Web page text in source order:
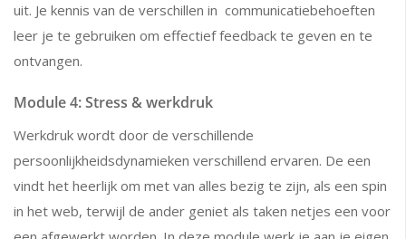
uit. Je kennis van de verschillen in communicatiebehoeften
leer je te gebruiken om effectief feedback te geven en te
ontvangen.
Module 4: Stress & werkdruk
Werkdruk wordt door de verschillende
persoonlijkheidsdynamieken verschillend ervaren. De een
vindt het heerlijk om met van alles bezig te zijn, als een spin
in het web, terwijl de ander geniet als taken netjes een voor